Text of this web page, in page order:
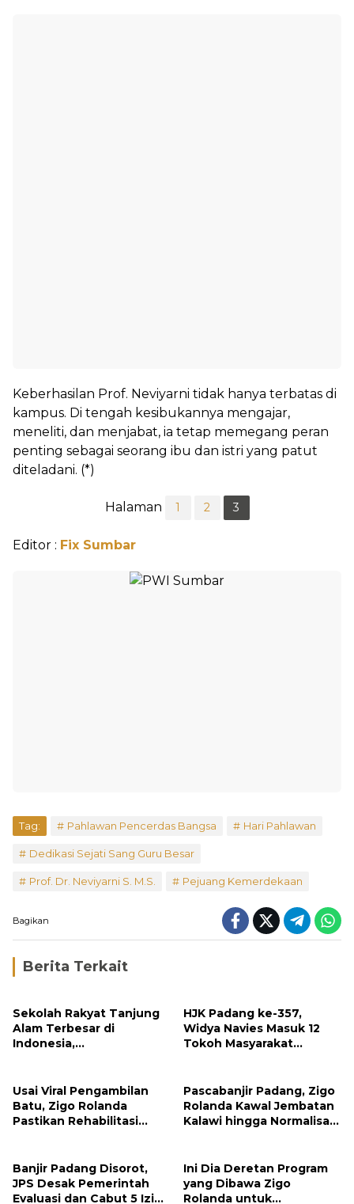
Keberhasilan Prof. Neviyarni tidak hanya terbatas di
kampus. Di tengah kesibukannya mengajar,
meneliti, dan menjabat, ia tetap memegang peran
penting sebagai seorang ibu dan istri yang patut
diteladani. (*)
Halaman 1 2 3
Editor : Fix Sumbar
Tag: Pahlawan Pencerdas Bangsa Hari Pahlawan
Dedikasi Sejati Sang Guru Besar
Prof. Dr. Neviyarni S. M.S. Pejuang Kemerdekaan
Bagikan
Berita Terkait
Sekolah Rakyat Tanjung
Alam Terbesar di
Indonesia,
HJK Padang ke-357,
Widya Navies Masuk 12
Tokoh Masyarakat
Usai Viral Pengambilan
Batu, Zigo Rolanda
Pastikan Rehabilitasi
Pascabanjir Padang, Zigo
Rolanda Kawal Jembatan
Kalawi hingga Normalisasi
Banjir Padang Disorot,
JPS Desak Pemerintah
Evaluasi dan Cabut 5 Izin
Ini Dia Deretan Program
yang Dibawa Zigo
Rolanda untuk